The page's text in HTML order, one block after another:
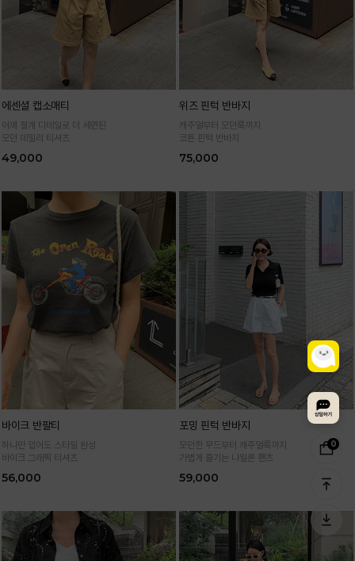
0
에센셜 캡소매티
어깨 절개 디테일로 더 세련된
모던 데일리 티셔츠
49,000
위즈 핀턱 반바지
캐주얼부터 모던룩까지
코튼 핀턱 반바지
75,000
바이크 반팔티
하나만 입어도 스타일 완성
바이크 그래픽 티셔츠
56,000
포밍 핀턱 반바지
모던한 무드부터 캐주얼룩까지
가볍게 즐기는 나일론 팬츠
59,000